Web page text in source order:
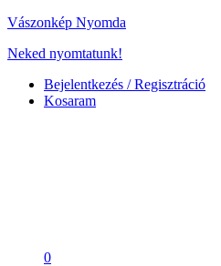
Vászonkép Nyomda
Neked nyomtatunk!
Bejelentkezés / Regisztráció
Kosaram
0